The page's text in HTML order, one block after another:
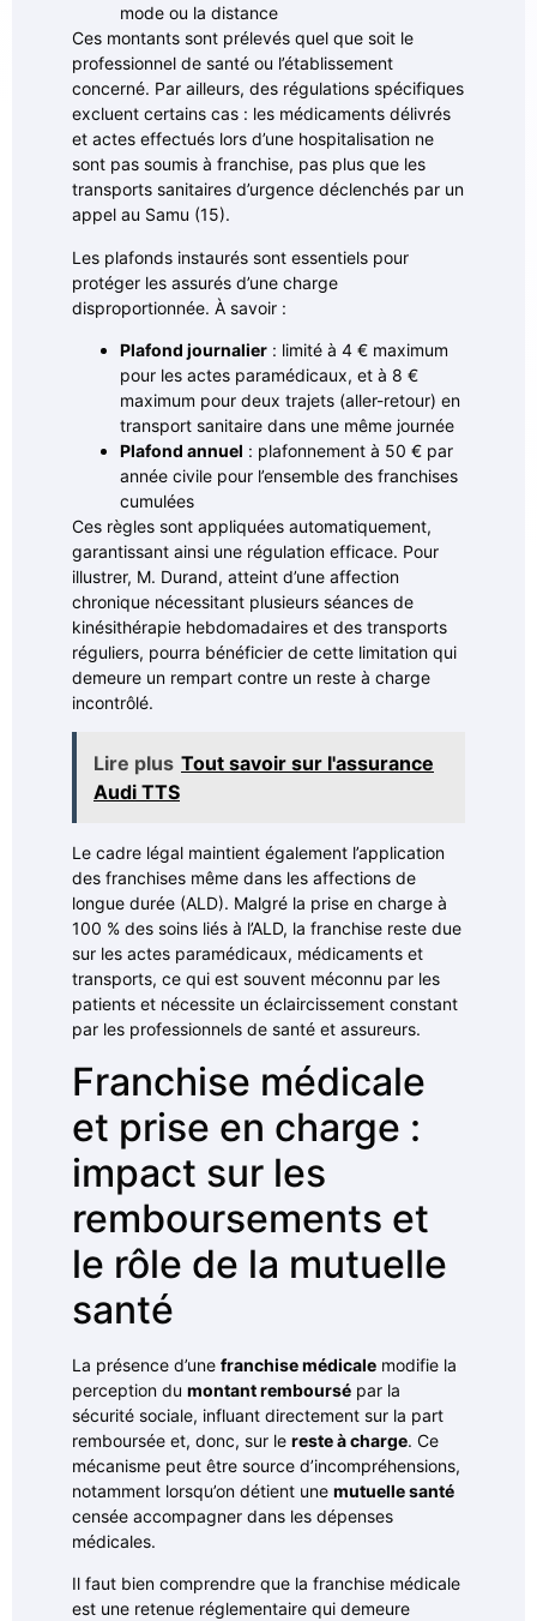
mode ou la distance
Ces montants sont prélevés quel que soit le
professionnel de santé ou l’établissement
concerné. Par ailleurs, des régulations spécifiques
excluent certains cas : les médicaments délivrés
et actes effectués lors d’une hospitalisation ne
sont pas soumis à franchise, pas plus que les
transports sanitaires d’urgence déclenchés par un
appel au Samu (15).
Les plafonds instaurés sont essentiels pour
protéger les assurés d’une charge
disproportionnée. À savoir :
Plafond journalier : limité à 4 € maximum
pour les actes paramédicaux, et à 8 €
maximum pour deux trajets (aller-retour) en
transport sanitaire dans une même journée
Plafond annuel : plafonnement à 50 € par
année civile pour l’ensemble des franchises
cumulées
Ces règles sont appliquées automatiquement,
garantissant ainsi une régulation efficace. Pour
illustrer, M. Durand, atteint d’une affection
chronique nécessitant plusieurs séances de
kinésithérapie hebdomadaires et des transports
réguliers, pourra bénéficier de cette limitation qui
demeure un rempart contre un reste à charge
incontrôlé.
Lire plus Tout savoir sur l'assurance
Audi TTS
Le cadre légal maintient également l’application
des franchises même dans les affections de
longue durée (ALD). Malgré la prise en charge à
100 % des soins liés à l’ALD, la franchise reste due
sur les actes paramédicaux, médicaments et
transports, ce qui est souvent méconnu par les
patients et nécessite un éclaircissement constant
par les professionnels de santé et assureurs.
Franchise médicale
et prise en charge :
impact sur les
remboursements et
le rôle de la mutuelle
santé
La présence d’une franchise médicale modifie la
perception du montant remboursé par la
sécurité sociale, influant directement sur la part
remboursée et, donc, sur le reste à charge. Ce
mécanisme peut être source d’incompréhensions,
notamment lorsqu’on détient une mutuelle santé
censée accompagner dans les dépenses
médicales.
Il faut bien comprendre que la franchise médicale
est une retenue réglementaire qui demeure